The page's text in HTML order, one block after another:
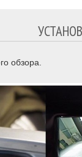
обзора.